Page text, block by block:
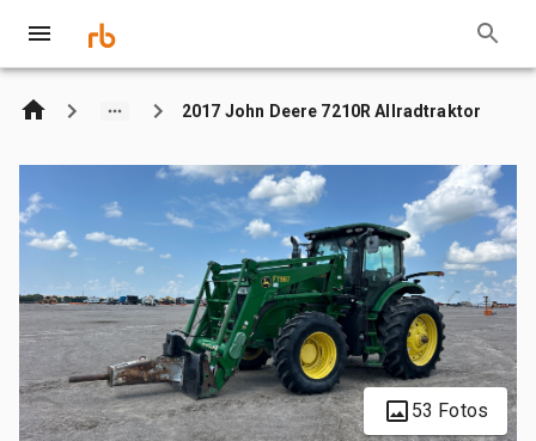
2017 John Deere 7210R Allradtraktor
53 Fotos